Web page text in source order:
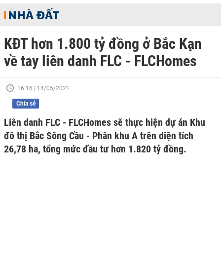
NHÀ ĐẤT
KĐT hơn 1.800 tỷ đồng ở Bắc Kạn
về tay liên danh FLC - FLCHomes
16:16 | 14/05/2021
Chia sẻ
Liên danh FLC - FLCHomes sẽ thực hiện dự án Khu
đô thị Bắc Sông Cầu - Phân khu A trên diện tích
26,78 ha, tổng mức đầu tư hơn 1.820 tỷ đồng.